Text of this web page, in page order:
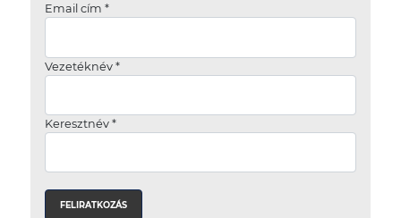
Email cím *
Vezetéknév *
Keresztnév *